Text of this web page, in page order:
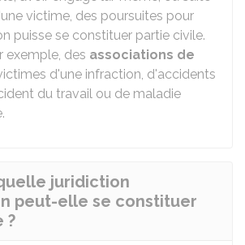
victime, des poursuites pour
puisse se constituer partie civile.
exemple, des associations de
d'une infraction, d'accidents
du travail ou de maladie
juridiction
peut-elle se constituer
?